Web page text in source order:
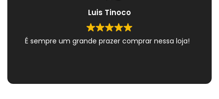
Luis Tinoco
É sempre um grande prazer comprar nessa loja!